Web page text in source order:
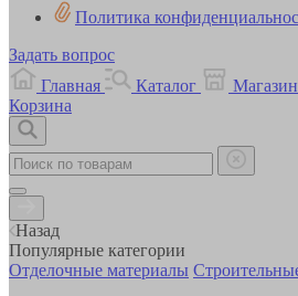
Политика
Задать вопрос
Главная
Каталог
Корзина
Назад
Популярные категории
Отделочные материалы